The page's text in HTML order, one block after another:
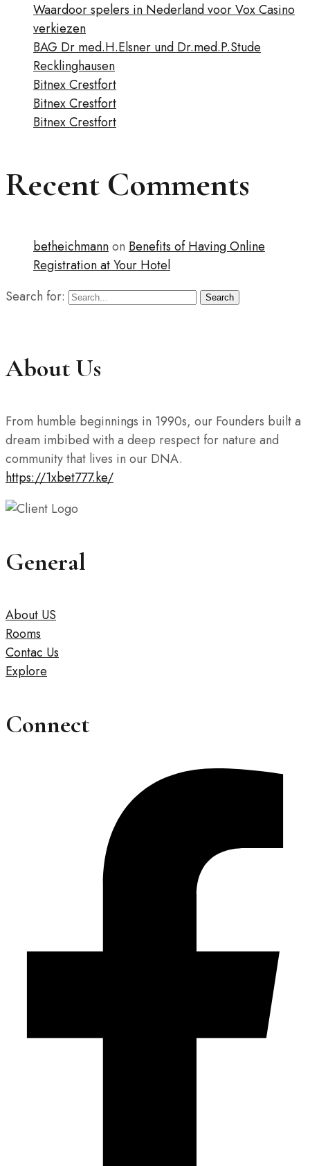
Waardoor spelers in Nederland voor Vox Casino
verkiezen
BAG Dr med.H.Elsner und Dr.med.P.Stude
Recklinghausen
Bitnex Crestfort
Bitnex Crestfort
Bitnex Crestfort
Recent Comments
betheichmannon Benefits of Having Online
Registration at Your Hotel
Search for:
Search
About Us
From humble beginnings in 1990s, our Founders built a
dream imbibed with a deep respect for nature and
community that lives in our DNA.
https://1xbet777.ke/
General
About US
Rooms
Contac Us
Explore
Connect